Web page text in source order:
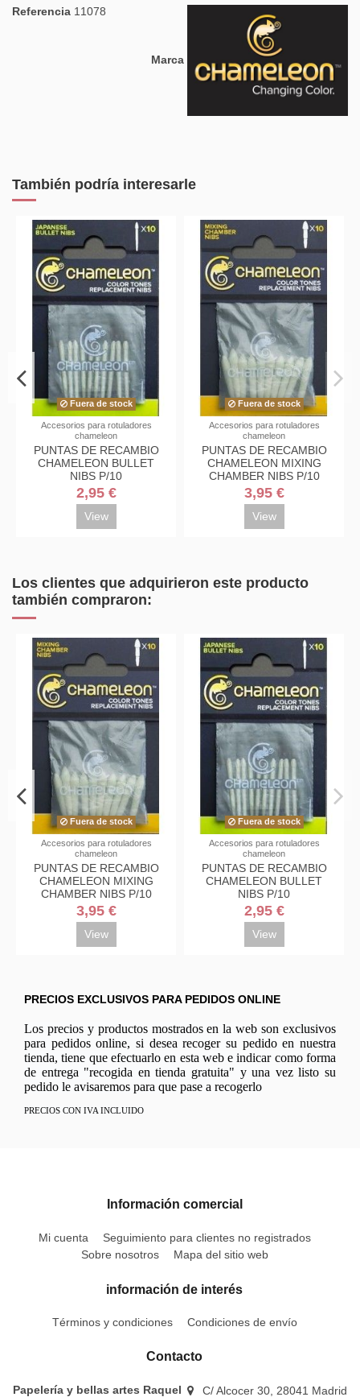
Marca
Referencia 11078
También podría interesarle
rotuladores
EL
DE
Fuera de stock
Accesorios para rotuladores
PUNTAS DE RECAMBIO
CHAMELEON BULLET
Fuera de
Accesorios para
PUNTAS DE
CHAMELEON
CHAMBER
Los clientes que adquirieron este producto
también compraron:
DOBLE
Fuera de stock
Accesorios para rotuladores
PUNTAS DE RECAMBIO
CHAMELEON MIXING
CHAMBER NIBS P/10
Fuera de stock
Accesorios para
PUNTAS DE
CHAMELEON
PRECIOS EXCLUSIVOS PARA PEDIDOS ONLINE
Los precios y productos mostrados en la web son exclusivos
para pedidos online, si desea recoger su pedido en nuestra
tienda, tiene que efectuarlo en esta web e indicar como forma
de entrega "recogida en tienda gratuita" y una vez listo su
pedido le avisaremos para que pase a recogerlo
PRECIOS CON IVA INCLUIDO
Información comercial
Mi cuenta
Seguimiento para clientes no registrados
Sobre nosotros
Mapa del sitio web
información de interés
Términos y condiciones Condiciones de envío
Contacto
Papelería y bellas artes Raquel C/ Alcocer 30, 28041 Madrid